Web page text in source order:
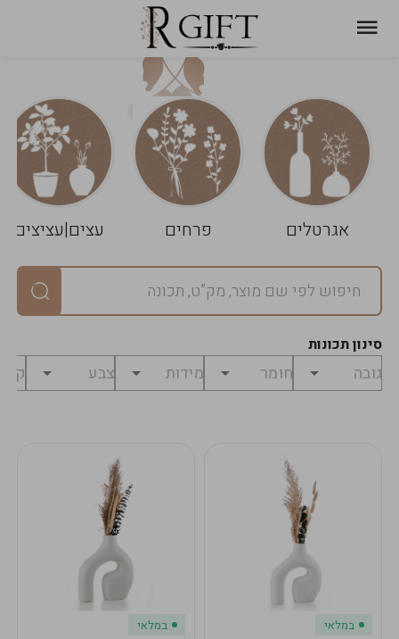
אגרטלים פרחים עצים|עציצים
סינון תכונות
במלאי במלאי
עגלת
שלך
ניקוי
הסל
במארז
מחיר
לפני
₪0
לתשלום